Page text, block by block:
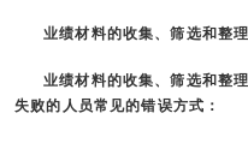
业绩材料的收集、筛选和整理
业绩材料的收集、筛选和整
失败的人员常见的错误方式：